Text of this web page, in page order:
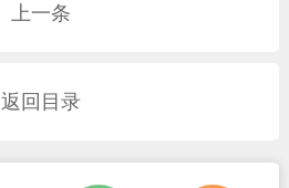
上一条
返回目录